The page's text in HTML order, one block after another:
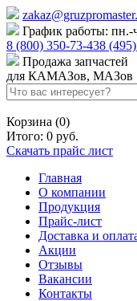
График работы: пн.-
8 (800) 350-73-438
Продажа запчастей
для КАМАЗов, МАЗов
Корзина (0)
Итого: 0 руб.
Скачать прайс лист
Главная
О компании
Продукция
Прайс-лист
Доставка и
Акции
Отзывы
Вакансии
Контакты